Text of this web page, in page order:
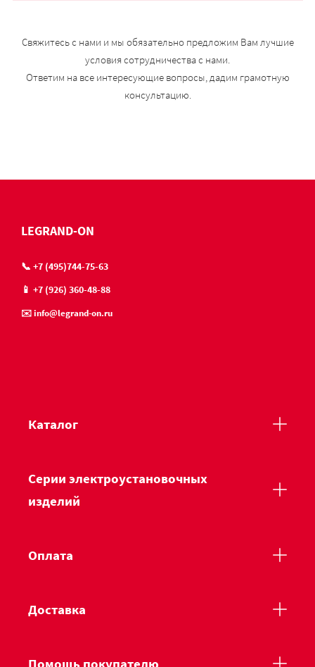
Свяжитесь с нами и мы обязательно предложим Вам лучшие
условия сотрудничества с нами.
Ответим на все интересующие вопросы, дадим грамотную
консультацию.
LEGRAND-ON
📞 +7 (495)744-75-63
📱 +7 (926) 360-48-88
✉️ info@legrand-on.ru
Каталог
Серии электроустановочных
изделий
Оплата
Доставка
Помощь покупателю